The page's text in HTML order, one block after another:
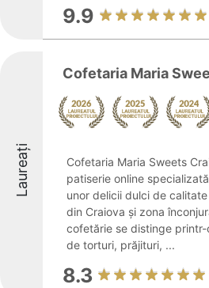
9.9
Laureați
Cofetaria Maria
Cofetaria Maria Sweets
patiserie online
unor delicii dulci de
din Craiova și zona
cofetărie se distinge
de torturi, prăjituri, ...
8.3